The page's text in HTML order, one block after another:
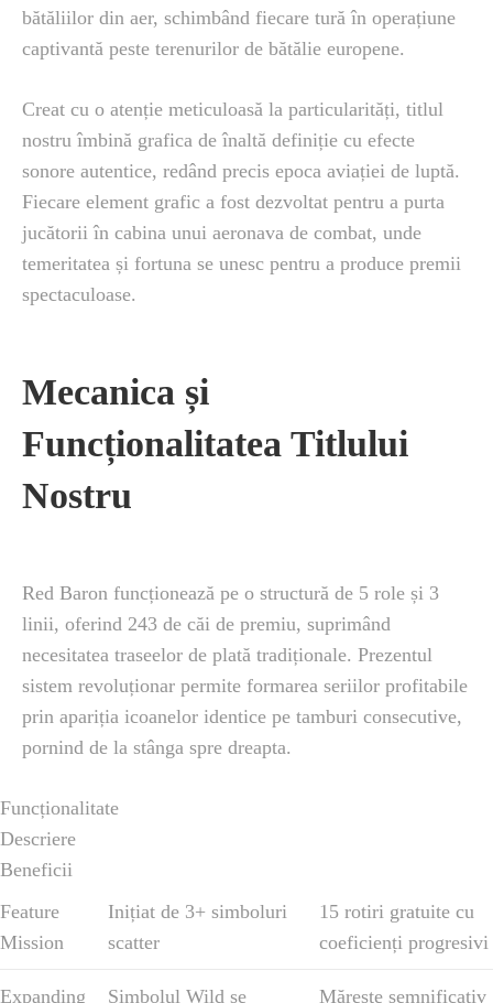
bătăliilor din aer, schimbând fiecare tură în operațiune
captivantă peste terenurilor de bătălie europene.
Creat cu o atenție meticuloasă la particularități, titlul
nostru îmbină grafica de înaltă definiție cu efecte
sonore autentice, redând precis epoca aviației de luptă.
Fiecare element grafic a fost dezvoltat pentru a purta
jucătorii în cabina unui aeronava de combat, unde
temeritatea și fortuna se unesc pentru a produce premii
spectaculoase.
Mecanica și
Funcționalitatea Titlului
Nostru
Red Baron funcționează pe o structură de 5 role și 3
linii, oferind 243 de căi de premiu, suprimând
necesitatea traseelor de plată tradiționale. Prezentul
sistem revoluționar permite formarea seriilor profitabile
prin apariția icoanelor identice pe tamburi consecutive,
pornind de la stânga spre dreapta.
Funcționalitate
Descriere
Beneficii
Feature
Mission
Inițiat de 3+ simboluri
scatter
15 rotiri gratuite cu
coeficienți progresivi
Expanding Simbolul Wild se Mărește semnificativ